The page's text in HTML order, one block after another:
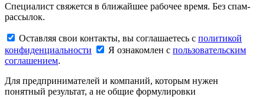
Специалист свяжется в ближайшее рабочее время. Без спам-
рассылок.
Оставляя свои контакты, вы соглашаетесь с политикой
конфиденциальности
Я ознакомлен с пользовательским
соглашением.
Для предпринимателей и компаний, которым нужен
понятный результат, а не общие формулировки